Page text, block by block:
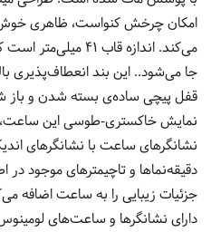
امکان چرخش کنواست، ظاهری
می‌کند. اندازه قاب
جا می‌شود.. این بند انعطاف‌پذیری
قفل پیچی ساده‌ی بسته شدن و باز
نمایش خاکستری-طوسی این ساعت،
نشانگرهای ساعت با نشانگرهای
دقیقه‌نماها و تاچیمترهای موجود
جزئیات زیبایی را به ساعت اضافه
دارای نشانگرها و ساعت‌های